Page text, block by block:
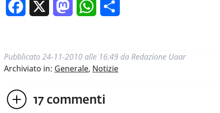
Facebook MastodonWhatsApp
Pubblicato 24-11-2010 alle 16:49 da Redazione Uaar
Archiviato in: Generale, Notizie
17 commenti